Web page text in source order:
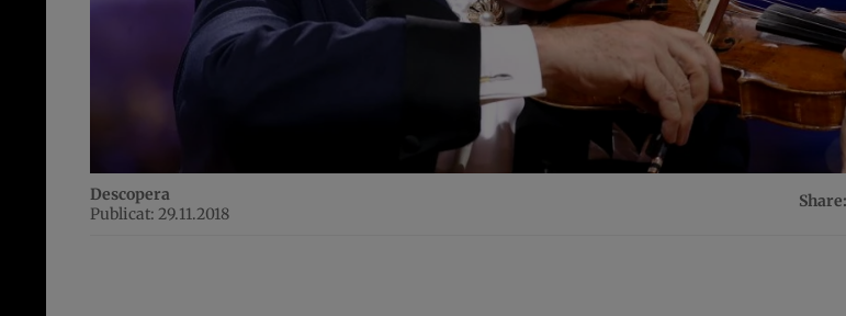
Descopera
Publicat: 29.11.2018
Share: